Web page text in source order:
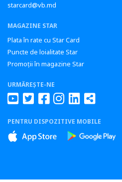
starcard@vb.md
MAGAZINE STAR
Plata în rate cu Star Card
Puncte de loialitate Star
Promoții în magazine Star
URMĂREȘTE-NE
PENTRU DISPOZITIVE MOBILE